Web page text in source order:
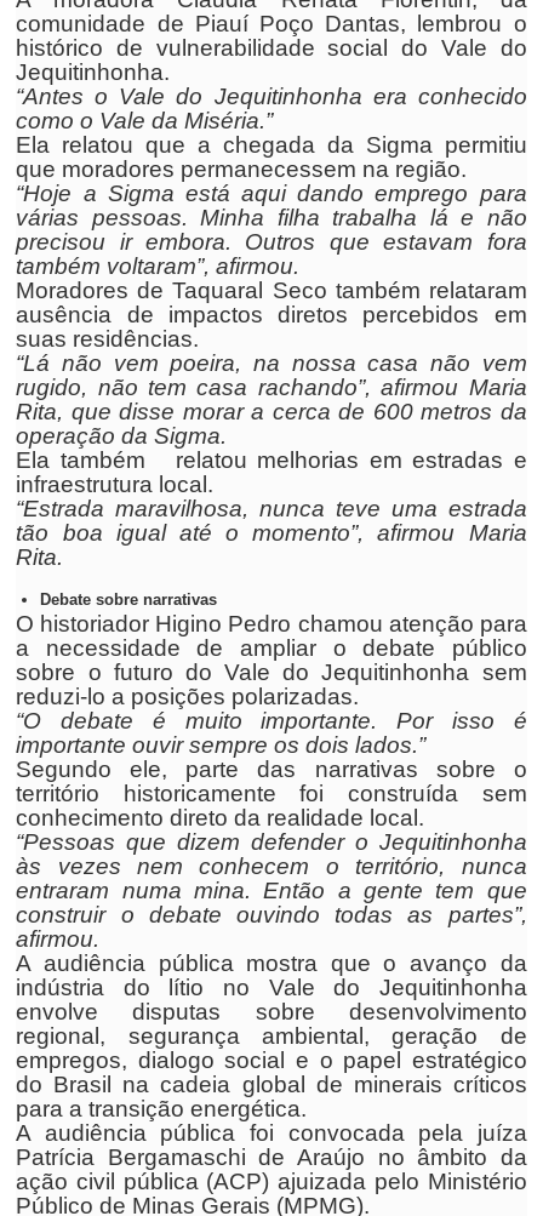
comunidade de Piauí Poço Dantas, lembrou o
histórico de vulnerabilidade social do Vale do
Jequitinhonha.
“Antes o Vale do Jequitinhonha era conhecido
como o Vale da Miséria.”
Ela relatou que a chegada da Sigma permitiu
que moradores permanecessem na região.
“Hoje a Sigma está aqui dando emprego para
várias pessoas. Minha filha trabalha lá e não
precisou ir embora. Outros que estavam fora
também voltaram”, afirmou.
Moradores de Taquaral Seco também relataram
ausência de impactos diretos percebidos em
suas residências.
“Lá não vem poeira, na nossa casa não vem
rugido, não tem casa rachando”, afirmou Maria
Rita, que disse morar a cerca de 600 metros da
operação da Sigma.
Ela também relatou melhorias em estradas e
infraestrutura local.
“Estrada maravilhosa, nunca teve uma estrada
tão boa igual até o momento”, afirmou Maria
Rita.
Debate sobre narrativas
O historiador Higino Pedro chamou atenção para
a necessidade de ampliar o debate público
sobre o futuro do Vale do Jequitinhonha sem
reduzi-lo a posições polarizadas.
“O debate é muito importante. Por isso é
importante ouvir sempre os dois lados.”
Segundo ele, parte das narrativas sobre o
território historicamente foi construída sem
conhecimento direto da realidade local.
“Pessoas que dizem defender o Jequitinhonha
às vezes nem conhecem o território, nunca
entraram numa mina. Então a gente tem que
construir o debate ouvindo todas as partes”,
afirmou.
A audiência pública mostra que o avanço da
indústria do lítio no Vale do Jequitinhonha
envolve disputas sobre desenvolvimento
regional, segurança ambiental, geração de
empregos, dialogo social e o papel estratégico
do Brasil na cadeia global de minerais críticos
para a transição energética.
A audiência pública foi convocada pela juíza
Patrícia Bergamaschi de Araújo no âmbito da
ação civil pública (ACP) ajuizada pelo Ministério
Público de Minas Gerais (MPMG).